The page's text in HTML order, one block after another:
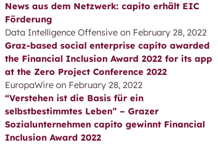
News aus dem Netzwerk: capito erhält EIC
Förderung
Data Intelligence Offensive on February 28, 2022
Graz-based social enterprise capito awarded
the Financial Inclusion Award 2022 for its app
at the Zero Project Conference 2022
EuropaWire on February 28, 2022
“Verstehen ist die Basis für ein
selbstbestimmtes Leben” – Grazer
Sozialunternehmen capito gewinnt Financial
Inclusion Award 2022